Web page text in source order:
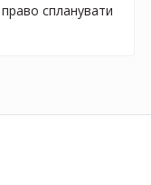
спланувати